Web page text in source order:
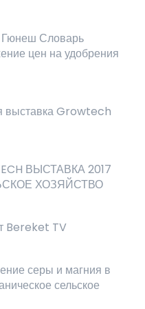
Гюнеш Словарь
цен на удобрения
выставка Growtech
ВЫСТАВКА 2017
ХОЗЯЙСТВО
Bereket TV
серы и магния в
сельское